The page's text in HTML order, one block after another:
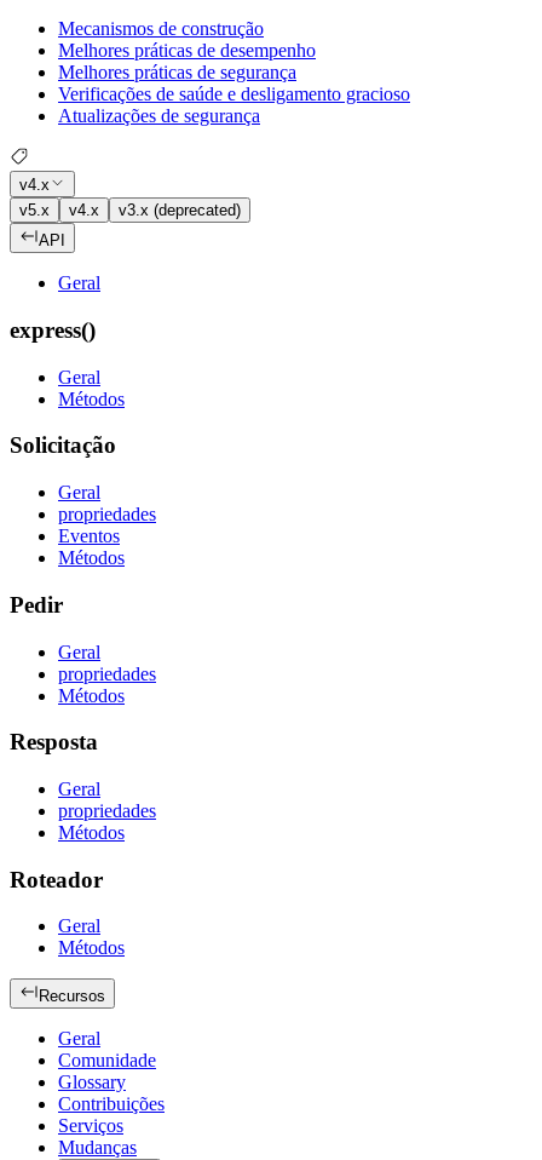
Mecanismos de construção
Melhores práticas de desempenho
Melhores práticas de segurança
Verificações de saúde e desligamento gracioso
Atualizações de segurança
v4.x
v5.x
v4.x
v3.x (deprecated)
API
Geral
express()
Geral
Métodos
Solicitação
Geral
propriedades
Eventos
Métodos
Pedir
Geral
propriedades
Métodos
Resposta
Geral
propriedades
Métodos
Roteador
Geral
Métodos
Recursos
Geral
Comunidade
Glossary
Contribuições
Serviços
Mudanças